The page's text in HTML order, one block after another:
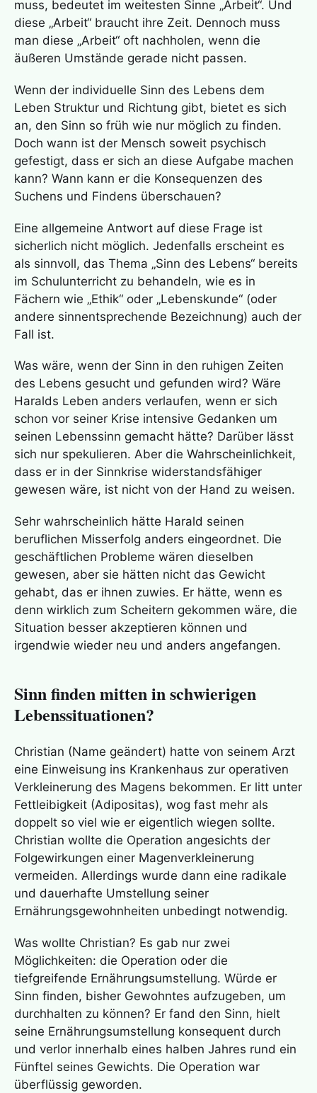
muss, bedeutet im weitesten Sinne „Arbeit“. Und
diese „Arbeit“ braucht ihre Zeit. Dennoch muss
man diese „Arbeit“ oft nachholen, wenn die
äußeren Umstände gerade nicht passen.
Wenn der individuelle Sinn des Lebens dem
Leben Struktur und Richtung gibt, bietet es sich
an, den Sinn so früh wie nur möglich zu finden.
Doch wann ist der Mensch soweit psychisch
gefestigt, dass er sich an diese Aufgabe machen
kann? Wann kann er die Konsequenzen des
Suchens und Findens überschauen?
Eine allgemeine Antwort auf diese Frage ist
sicherlich nicht möglich. Jedenfalls erscheint es
als sinnvoll, das Thema „Sinn des Lebens“ bereits
im Schulunterricht zu behandeln, wie es in
Fächern wie „Ethik“ oder „Lebenskunde“ (oder
andere sinnentsprechende Bezeichnung) auch der
Fall ist.
Was wäre, wenn der Sinn in den ruhigen Zeiten
des Lebens gesucht und gefunden wird? Wäre
Haralds Leben anders verlaufen, wenn er sich
schon vor seiner Krise intensive Gedanken um
seinen Lebenssinn gemacht hätte? Darüber lässt
sich nur spekulieren. Aber die Wahrscheinlichkeit,
dass er in der Sinnkrise widerstandsfähiger
gewesen wäre, ist nicht von der Hand zu weisen.
Sehr wahrscheinlich hätte Harald seinen
beruflichen Misserfolg anders eingeordnet. Die
geschäftlichen Probleme wären dieselben
gewesen, aber sie hätten nicht das Gewicht
gehabt, das er ihnen zuwies. Er hätte, wenn es
denn wirklich zum Scheitern gekommen wäre, die
Situation besser akzeptieren können und
irgendwie wieder neu und anders angefangen.
Sinn finden mitten in schwierigen
Lebenssituationen?
Christian (Name geändert) hatte von seinem Arzt
eine Einweisung ins Krankenhaus zur operativen
Verkleinerung des Magens bekommen. Er litt unter
Fettleibigkeit (Adipositas), wog fast mehr als
doppelt so viel wie er eigentlich wiegen sollte.
Christian wollte die Operation angesichts der
Folgewirkungen einer Magenverkleinerung
vermeiden. Allerdings wurde dann eine radikale
und dauerhafte Umstellung seiner
Ernährungsgewohnheiten unbedingt notwendig.
Was wollte Christian? Es gab nur zwei
Möglichkeiten: die Operation oder die
tiefgreifende Ernährungsumstellung. Würde er
Sinn finden, bisher Gewohntes aufzugeben, um
durchhalten zu können? Er fand den Sinn, hielt
seine Ernährungsumstellung konsequent durch
und verlor innerhalb eines halben Jahres rund ein
Fünftel seines Gewichts. Die Operation war
überflüssig geworden.